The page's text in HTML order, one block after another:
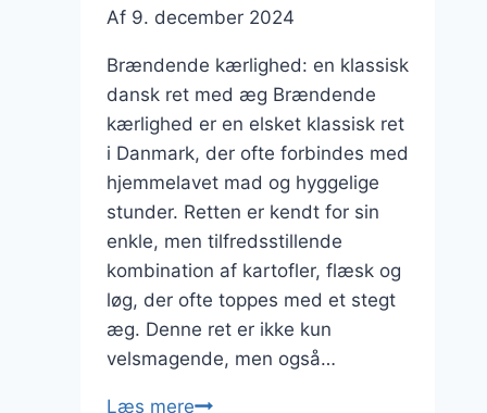
Af 9. december 2024
Brændende kærlighed: en klassisk
dansk ret med æg Brændende
kærlighed er en elsket klassisk ret
i Danmark, der ofte forbindes med
hjemmelavet mad og hyggelige
stunder. Retten er kendt for sin
enkle, men tilfredsstillende
kombination af kartofler, flæsk og
løg, der ofte toppes med et stegt
æg. Denne ret er ikke kun
velsmagende, men også…
Læs mereBrændende